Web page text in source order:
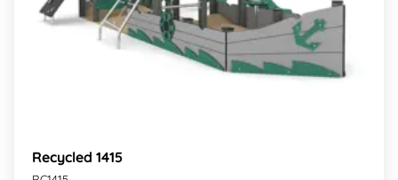
Recycled 1415